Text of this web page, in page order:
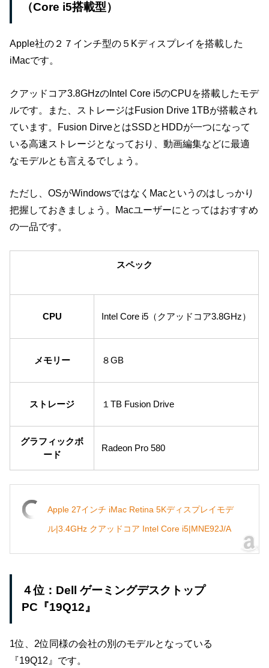
（Core i5搭載型）
Apple社の２７インチ型の５Kディスプレイを搭載した
iMacです。
クアッドコア3.8GHzのIntel Core i5のCPUを搭載したモデ
ルです。また、ストレージはFusion Drive 1TBが搭載され
ています。Fusion DirveとはSSDとHDDが一つになって
いる高速ストレージとなっており、動画編集などに最適
なモデルとも言えるでしょう。
ただし、OSがWindowsではなくMacというのはしっかり
把握しておきましょう。Macユーザーにとってはおすすめ
の一品です。
スペック
CPU Intel Core i5（クアッドコア3.8GHz）
メモリー ８GB
ストレージ １TB Fusion Drive
グラフィックボ
ード
Radeon Pro 580
Apple 27インチ iMac Retina 5Kディスプレイモデ
ル|3.4GHz クアッドコア Intel Core i5|MNE92J/A
４位：Dell ゲーミングデスクトップ
PC『19Q12』
1位、2位同様の会社の別のモデルとなっている
『19Q12』です。